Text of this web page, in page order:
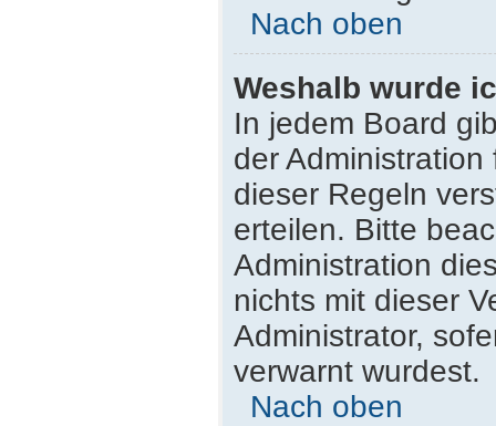
Nach oben
Weshalb wurde
In jedem Board
der
dieser Regeln
erteilen. Bitte
Administration
nichts mit dieser
Administrator,
verwarnt wurdest.
Nach oben